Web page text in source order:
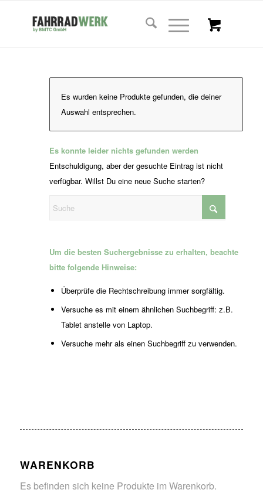
Es wurden keine Produkte gefunden, die deiner
Auswahl entsprechen.
Es konnte leider nichts gefunden werden
Entschuldigung, aber der gesuchte Eintrag ist nicht
verfügbar. Willst Du eine neue Suche starten?
Um die besten Suchergebnisse zu erhalten, beachte
bitte folgende Hinweise:
Überprüfe die Rechtschreibung immer sorgfältig.
Versuche es mit einem ähnlichen Suchbegriff: z.B.
Tablet anstelle von Laptop.
Versuche mehr als einen Suchbegriff zu verwenden.
WARENKORB
Es befinden sich keine Produkte im Warenkorb.